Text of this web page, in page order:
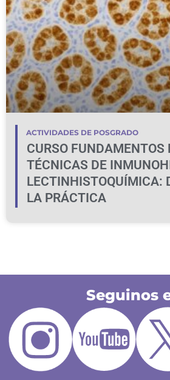
ACTIVIDADES DE POSGRADO
CURSO FUNDAMENTOS
TÉCNICAS DE
LECTINHISTOQUÍMICA:
LA PRÁCTICA
Seguinos